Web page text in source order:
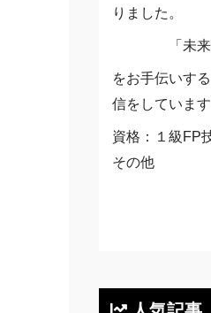
りました。
「未
をお手伝いす
信をしています
資格：１級FP
その他